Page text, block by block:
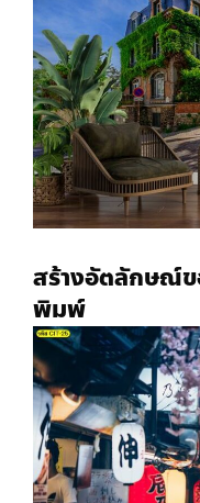
สร้างอัตลักษณ์
พิมพ์